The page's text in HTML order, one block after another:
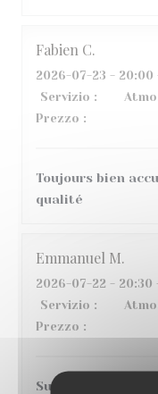
Fabien C
2026-07-23 - 20:00
Servizio :
Prezzo :
Toujours bien
qualité
Emmanuel M
2026-07-22 - 20:30
Servizio :
Prezzo :
Super accueil et